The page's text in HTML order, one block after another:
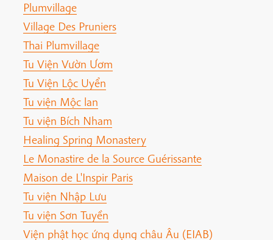
Plumvillage
Village Des Pruniers
Thai Plumvillage
Tu Viện Vườn Ươm
Tu Viện Lộc Uyển
Tu viện Mộc lan
Tu viện Bích Nham
Healing Spring Monastery
Le Monastire de la Source Guérissante
Maison de L'Inspir Paris
Tu viện Nhập Lưu
Tu viện Sơn Tuyền
Viện phật học ứng dụng châu Âu (EIAB)